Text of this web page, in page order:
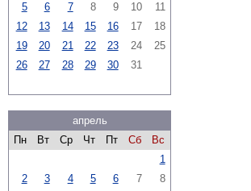
5
6 7 8 9 10
11
12
13 14 15 16 17
18
19
20 21 22 23 24
25
26
27 28 29 30 31
апрель
Пн
Вт Ср Чт Пт Сб
Вс
1
2
3 4 5 6 7
8